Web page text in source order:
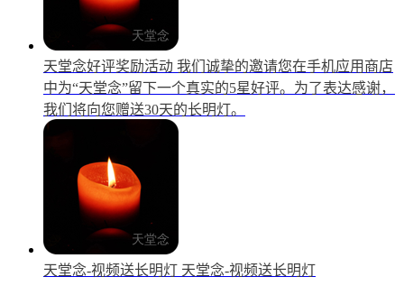
天堂念好评奖励活动 我们诚挚的邀请您在手机应用商店
中为“天堂念”留下一个真实的5星好评。为了表达感谢，
我们将向您赠送30天的长明灯。
天堂念-视频送长明灯 天堂念-视频送长明灯